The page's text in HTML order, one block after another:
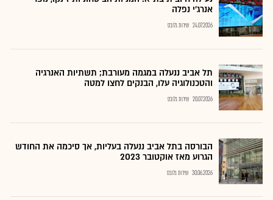
אנרג'י נפלה
24.07.2026 שירות גלובס
תל אביב ננעלה במגמה מעורבת; תשתיות האנרגיה
והטכנולוגיה עלו, הבנקים לחצו למטה
20.07.2026 שירות גלובס
הבורסה בתל אביב ננעלה בעליות, אך סיכמה את החודש
הגרוע מאז אוקטובר 2023
30.06.2026 שירות גלובס